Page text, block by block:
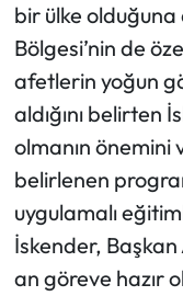
bir ülke
Bölgesi’nin de
afetlerin yoğun
aldığını belirten
olmanın önemini
belirlenen
uygulamalı
İskender, Başkan
an göreve hazır